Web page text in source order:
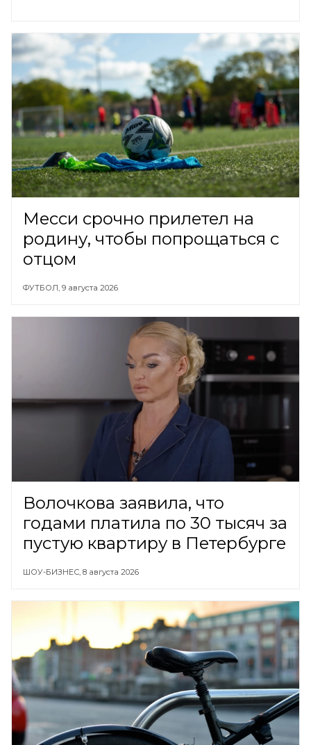
Месси срочно прилетел на
родину, чтобы попрощаться с
отцом
ФУТБОЛ, 9 августа 2026
Волочкова заявила, что
годами платила по 30 тысяч за
пустую квартиру в Петербурге
ШОУ-БИЗНЕС, 8 августа 2026